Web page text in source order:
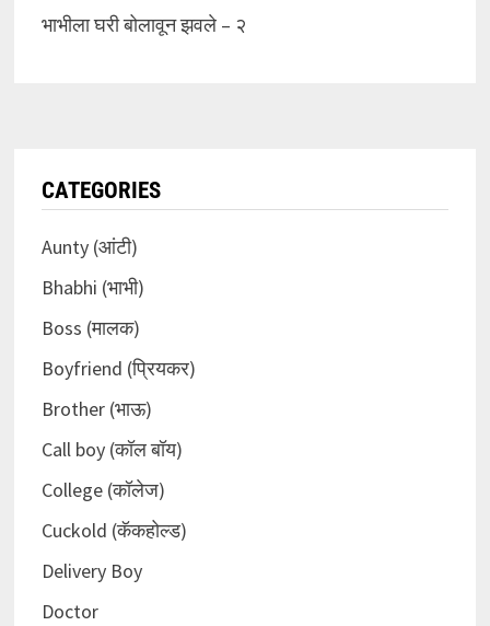
भाभीला घरी बोलावून झवले – २
CATEGORIES
Aunty (आंटी)
Bhabhi (भाभी)
Boss (मालक)
Boyfriend (प्रियकर)
Brother (भाऊ)
Call boy (कॉल बॉय)
College (कॉलेज)
Cuckold (कॅकहोल्ड)
Delivery Boy
Doctor